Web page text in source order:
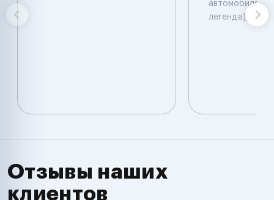
автомобилям.
легенда))
Отзывы наших
клиентов